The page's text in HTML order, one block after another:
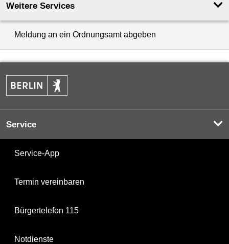
Weitere Services
Meldung an ein Ordnungsamt abgeben
Service
Service-App
Termin vereinbaren
Bürgertelefon 115
Notdienste